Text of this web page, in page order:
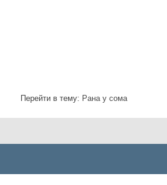
Перейти в тему: Рана у сома